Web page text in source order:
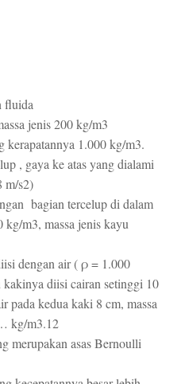
fluida
jenis 200 kg/m3
kerapatannya 1.000 kg/m3.
, gaya ke atas yang dialami
m/s2)
bagian tercelup di dalam
kg/m3, massa jenis kayu
dengan air ( ρ = 1.000
diisi cairan setinggi 10
pada kedua kaki 8 cm, massa
kg/m3.12
merupakan asas Bernoulli